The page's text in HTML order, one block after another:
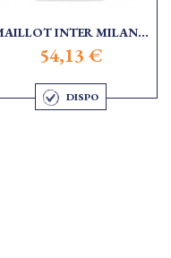
INTER MILAN...
54,13 €
DISPO